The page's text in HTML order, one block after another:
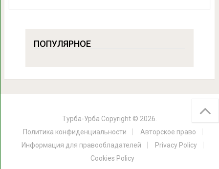
ПОПУЛЯРНОЕ
Турба-Урба Copyright © 2026.
Политика конфиденциальности
Авторское право
Информация для правообладателей
Privacy Policy
Cookies Policy